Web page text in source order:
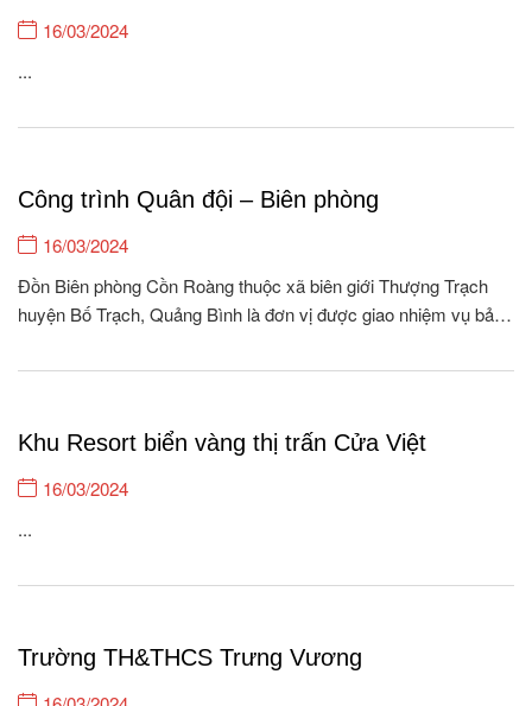
16/03/2024
...
Công trình Quân đội – Biên phòng
16/03/2024
Đồn Biên phòng Cồn Roàng thuộc xã biên giới Thượng Trạch
huyện Bố Trạch, Quảng Bình là đơn vị được giao nhiệm vụ bảo
hộ/1118 khẩu xã Thượng Trạch và quản lý 01 xã nội địa Tân...
Khu Resort biển vàng thị trấn Cửa Việt
16/03/2024
...
Trường TH&THCS Trưng Vương